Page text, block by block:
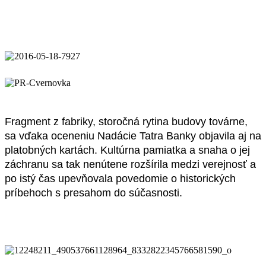
Fragment z fabriky, storočná rytina budovy továrne,
sa vďaka oceneniu Nadácie Tatra Banky objavila aj na
platobných kartách. Kultúrna pamiatka a snaha o jej
záchranu sa tak nenútene rozšírila medzi verejnosť a
po istý čas upevňovala povedomie o historických
príbehoch s presahom do súčasnosti.